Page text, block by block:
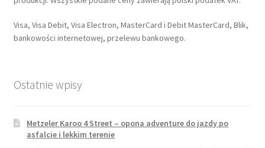
Visa, Visa Debit, Visa Electron, MasterCard i Debit MasterCard, Blik,
bankowości internetowej, przelewu bankowego.
Ostatnie wpisy
Metzeler Karoo 4 Street – opona adventure do jazdy po
asfalcie i lekkim terenie